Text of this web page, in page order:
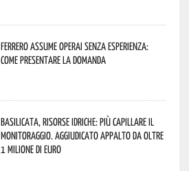
Ferrero assume operai senza esperienza:
come presentare la domanda
Basilicata, Risorse idriche: più capillare il
monitoraggio. Aggiudicato appalto da oltre
1 milione di euro